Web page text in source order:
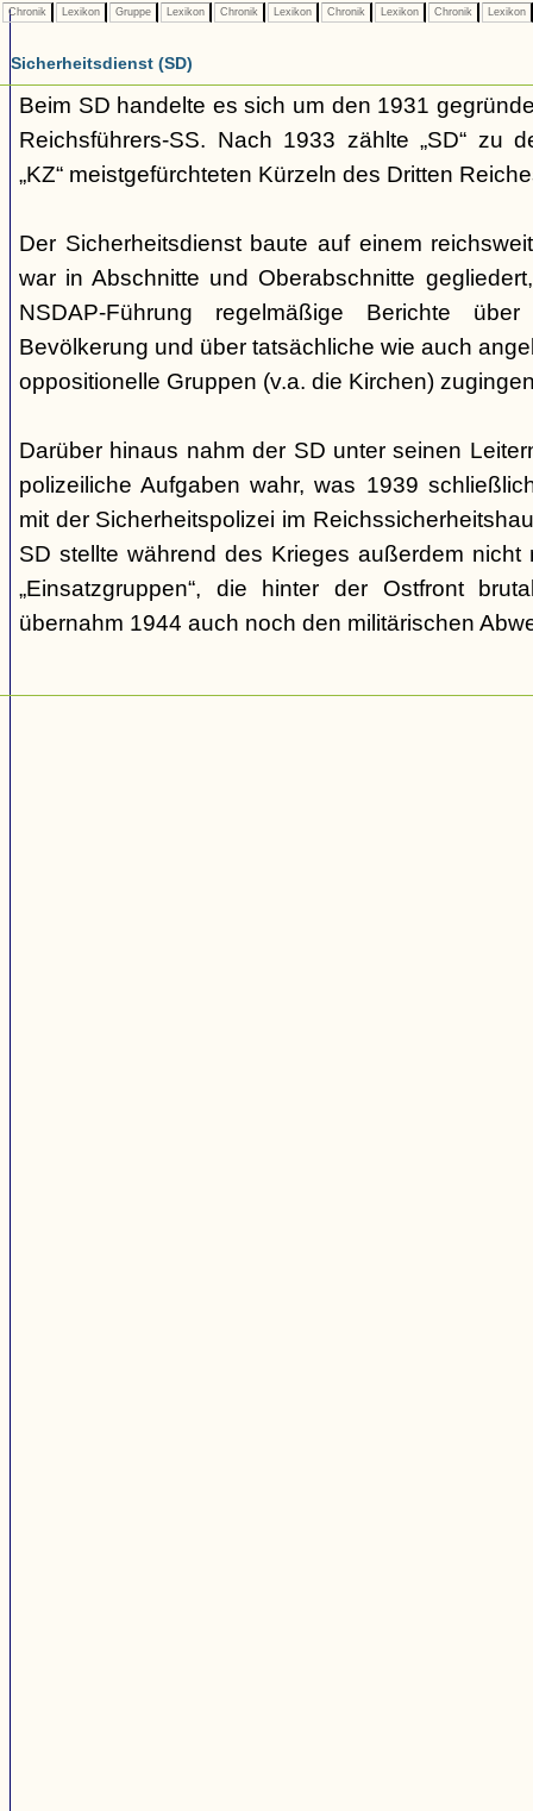
Chronik Lexikon Gruppe Lexikon Chronik Lexikon Chronik Lexikon Chronik Lexikon
Sicherheitsdienst (SD)
Beim SD handelte es sich um den 1931
Reichsführers-SS. Nach 1933 zählte „SD“ zu
„KZ“ meistgefürchteten Kürzeln des Dritten
Der Sicherheitsdienst baute auf einem
war in Abschnitte und Oberabschnitte
NSDAP-Führung regelmäßige Berichte
Bevölkerung und über tatsächliche wie auch
oppositionelle Gruppen (v.a. die Kirchen)
Darüber hinaus nahm der SD unter seinen
polizeiliche Aufgaben wahr, was 1939
mit der Sicherheitspolizei im
SD stellte während des Krieges außerdem
„Einsatzgruppen“, die hinter der Ostfront
übernahm 1944 auch noch den militärischen